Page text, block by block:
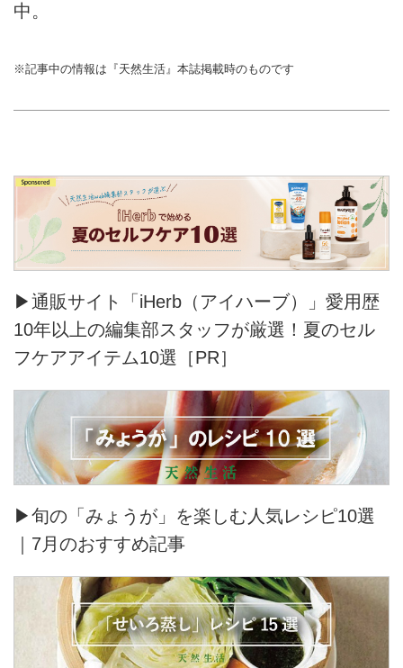
中。
※記事中の情報は『天然生活』本誌掲載時のものです
▶通販サイト「iHerb（アイハーブ）」愛用歴
10年以上の編集部スタッフが厳選！夏のセル
フケアアイテム10選［PR］
▶旬の「みょうが」を楽しむ人気レシピ10選
｜7月のおすすめ記事